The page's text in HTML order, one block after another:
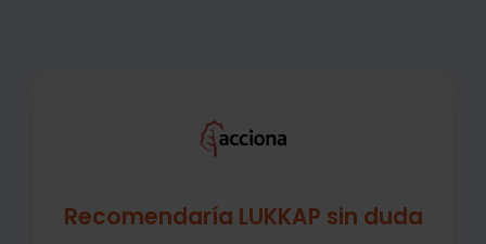
Recomendaría LUKKAP sin duda